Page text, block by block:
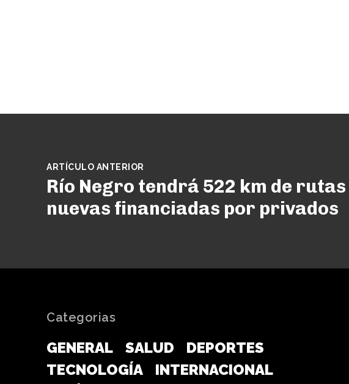
ARTÍCULO ANTERIOR
Río Negro tendrá 522 km de rutas
nuevas financiadas por privados
Categorias
GENERAL SALUD
DEPORTES
TECNOLOGÍA
INTERNACIONAL